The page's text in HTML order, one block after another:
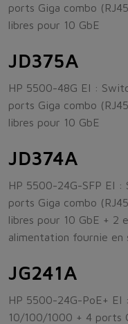
ports Giga combo
libres pour 10 GbE
JD375A
HP 5500-48G EI :
ports Giga combo
libres pour 10 GbE
JD374A
HP 5500-24G-SFP EI :
ports Giga combo
libres pour 10 GbE + 2
alimentation fournie en
JG241A
HP 5500-24G-PoE+
10/100/1000 + 4 ports